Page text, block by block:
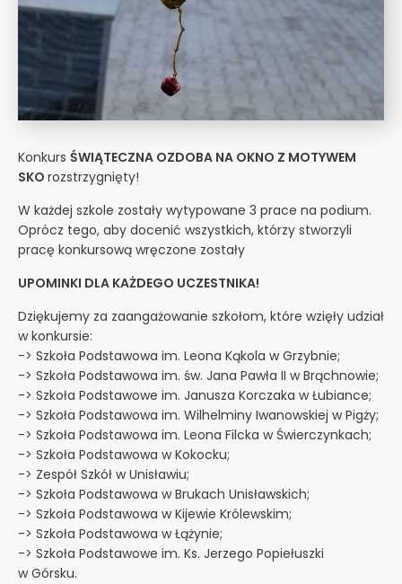
Konkurs ŚWIĄTECZNA OZDOBA NA OKNO Z MOTYWEM
SKO rozstrzygnięty!
W każdej szkole zostały wytypowane 3 prace na podium.
Oprócz tego, aby docenić wszystkich, którzy stworzyli
pracę konkursową wręczone zostały
UPOMINKI DLA KAŻDEGO UCZESTNIKA!
Dziękujemy za zaangażowanie szkołom, które wzięły udział
w konkursie:
-> Szkoła Podstawowa im. Leona Kąkola w Grzybnie;
-> Szkoła Podstawowa im. św. Jana Pawła II w Brąchnowie;
-> Szkoła Podstawowe im. Janusza Korczaka w Łubiance;
-> Szkoła Podstawowa im. Wilhelminy Iwanowskiej w Pigży;
-> Szkoła Podstawowa im. Leona Filcka w Świerczynkach;
-> Szkoła Podstawowa w Kokocku;
-> Zespół Szkół w Unisławiu;
-> Szkoła Podstawowa w Brukach Unisławskich;
-> Szkoła Podstawowa w Kijewie Królewskim;
-> Szkoła Podstawowa w Łążynie;
-> Szkoła Podstawowe im. Ks. Jerzego Popiełuszki
w Górsku.